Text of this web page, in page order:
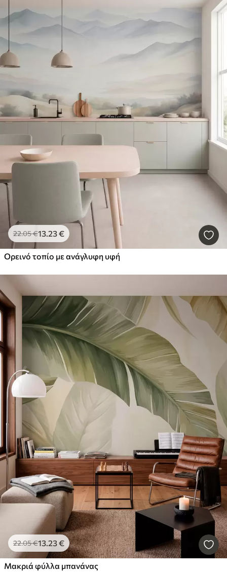
22.05€13 .23€
Ορεινό τοπίο με ανάγλυφη υφή
22.05€13 .23€
Μακριά φύλλα μπανάνας